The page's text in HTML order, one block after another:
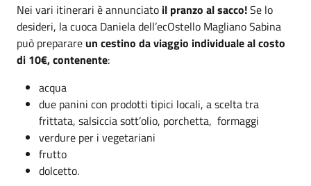
Nei vari itinerari è annunciato il pranzo al sacco!Se lo
desideri, la cuoca Daniela dell’ecOstello Magliano Sabina
può preparare un cestino da viaggio individuale al costo
di 10€, contenente:
acqua
due panini con prodotti tipici locali, a scelta tra
frittata, salsiccia sott’olio, porchetta, formaggi
verdure per i vegetariani
frutto
dolcetto.